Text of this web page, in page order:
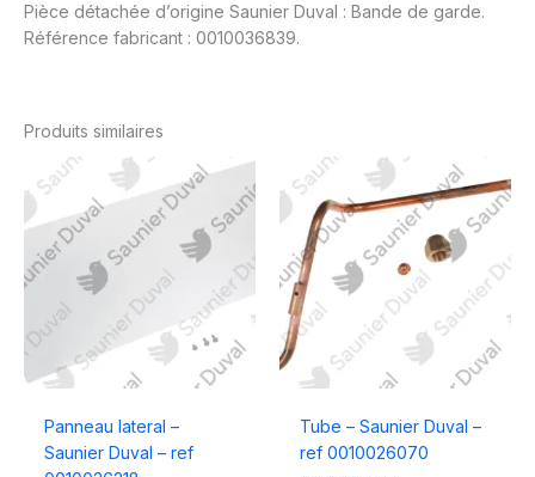
Pièce détachée d’origine Saunier Duval : Bande de garde.
Référence fabricant : 0010036839.
Produits similaires
Panneau lateral –
Saunier Duval – ref
Tube – Saunier Duval –
ref 0010026070